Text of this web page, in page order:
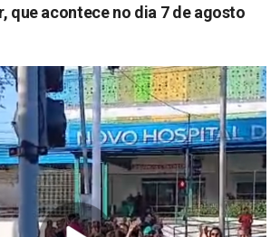
que acontece no dia 7 de agosto